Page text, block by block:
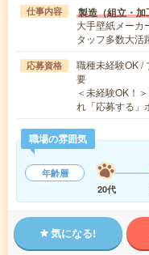
仕事内容 製造（組立・加
大手壁紙メーカ
タッフ多数大
応募資格
職種未経験OK /
要
＜未経験OK！
れ「応募する
職場の雰囲気
年齢層
20代
気になる!